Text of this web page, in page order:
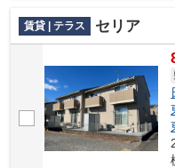
賃貸 | テラス セリア